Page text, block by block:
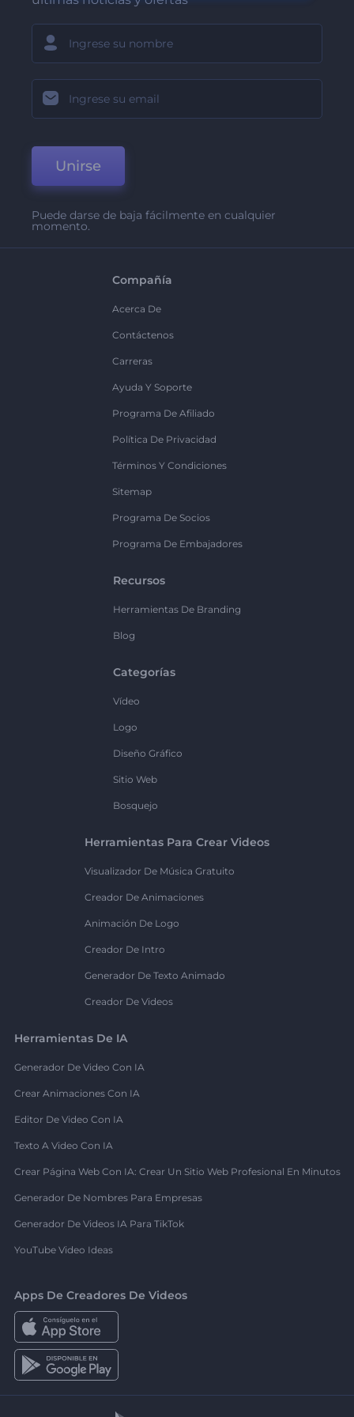
Unirse
Puede darse de baja fácilmente en cualquier
momento.
Compañía
Acerca De
Contáctenos
Carreras
Ayuda Y Soporte
Programa De Afiliado
Política De Privacidad
Términos Y Condiciones
Sitemap
Programa De Socios
Programa De Embajadores
Recursos
Herramientas De Branding
Blog
Categorías
Vídeo
Logo
Diseño Gráfico
Sitio Web
Bosquejo
Herramientas Para Crear Videos
Visualizador De Música Gratuito
Creador De Animaciones
Animación De Logo
Creador De Intro
Generador De Texto Animado
Creador De Videos
Herramientas De IA
Generador De Video Con IA
Crear Animaciones Con IA
Editor De Video Con IA
Texto A Video Con IA
Crear Página Web Con IA: Crear Un Sitio Web Profesional En Minutos
Generador De Nombres Para Empresas
Generador De Videos IA Para TikTok
YouTube Video Ideas
Apps De Creadores De Videos